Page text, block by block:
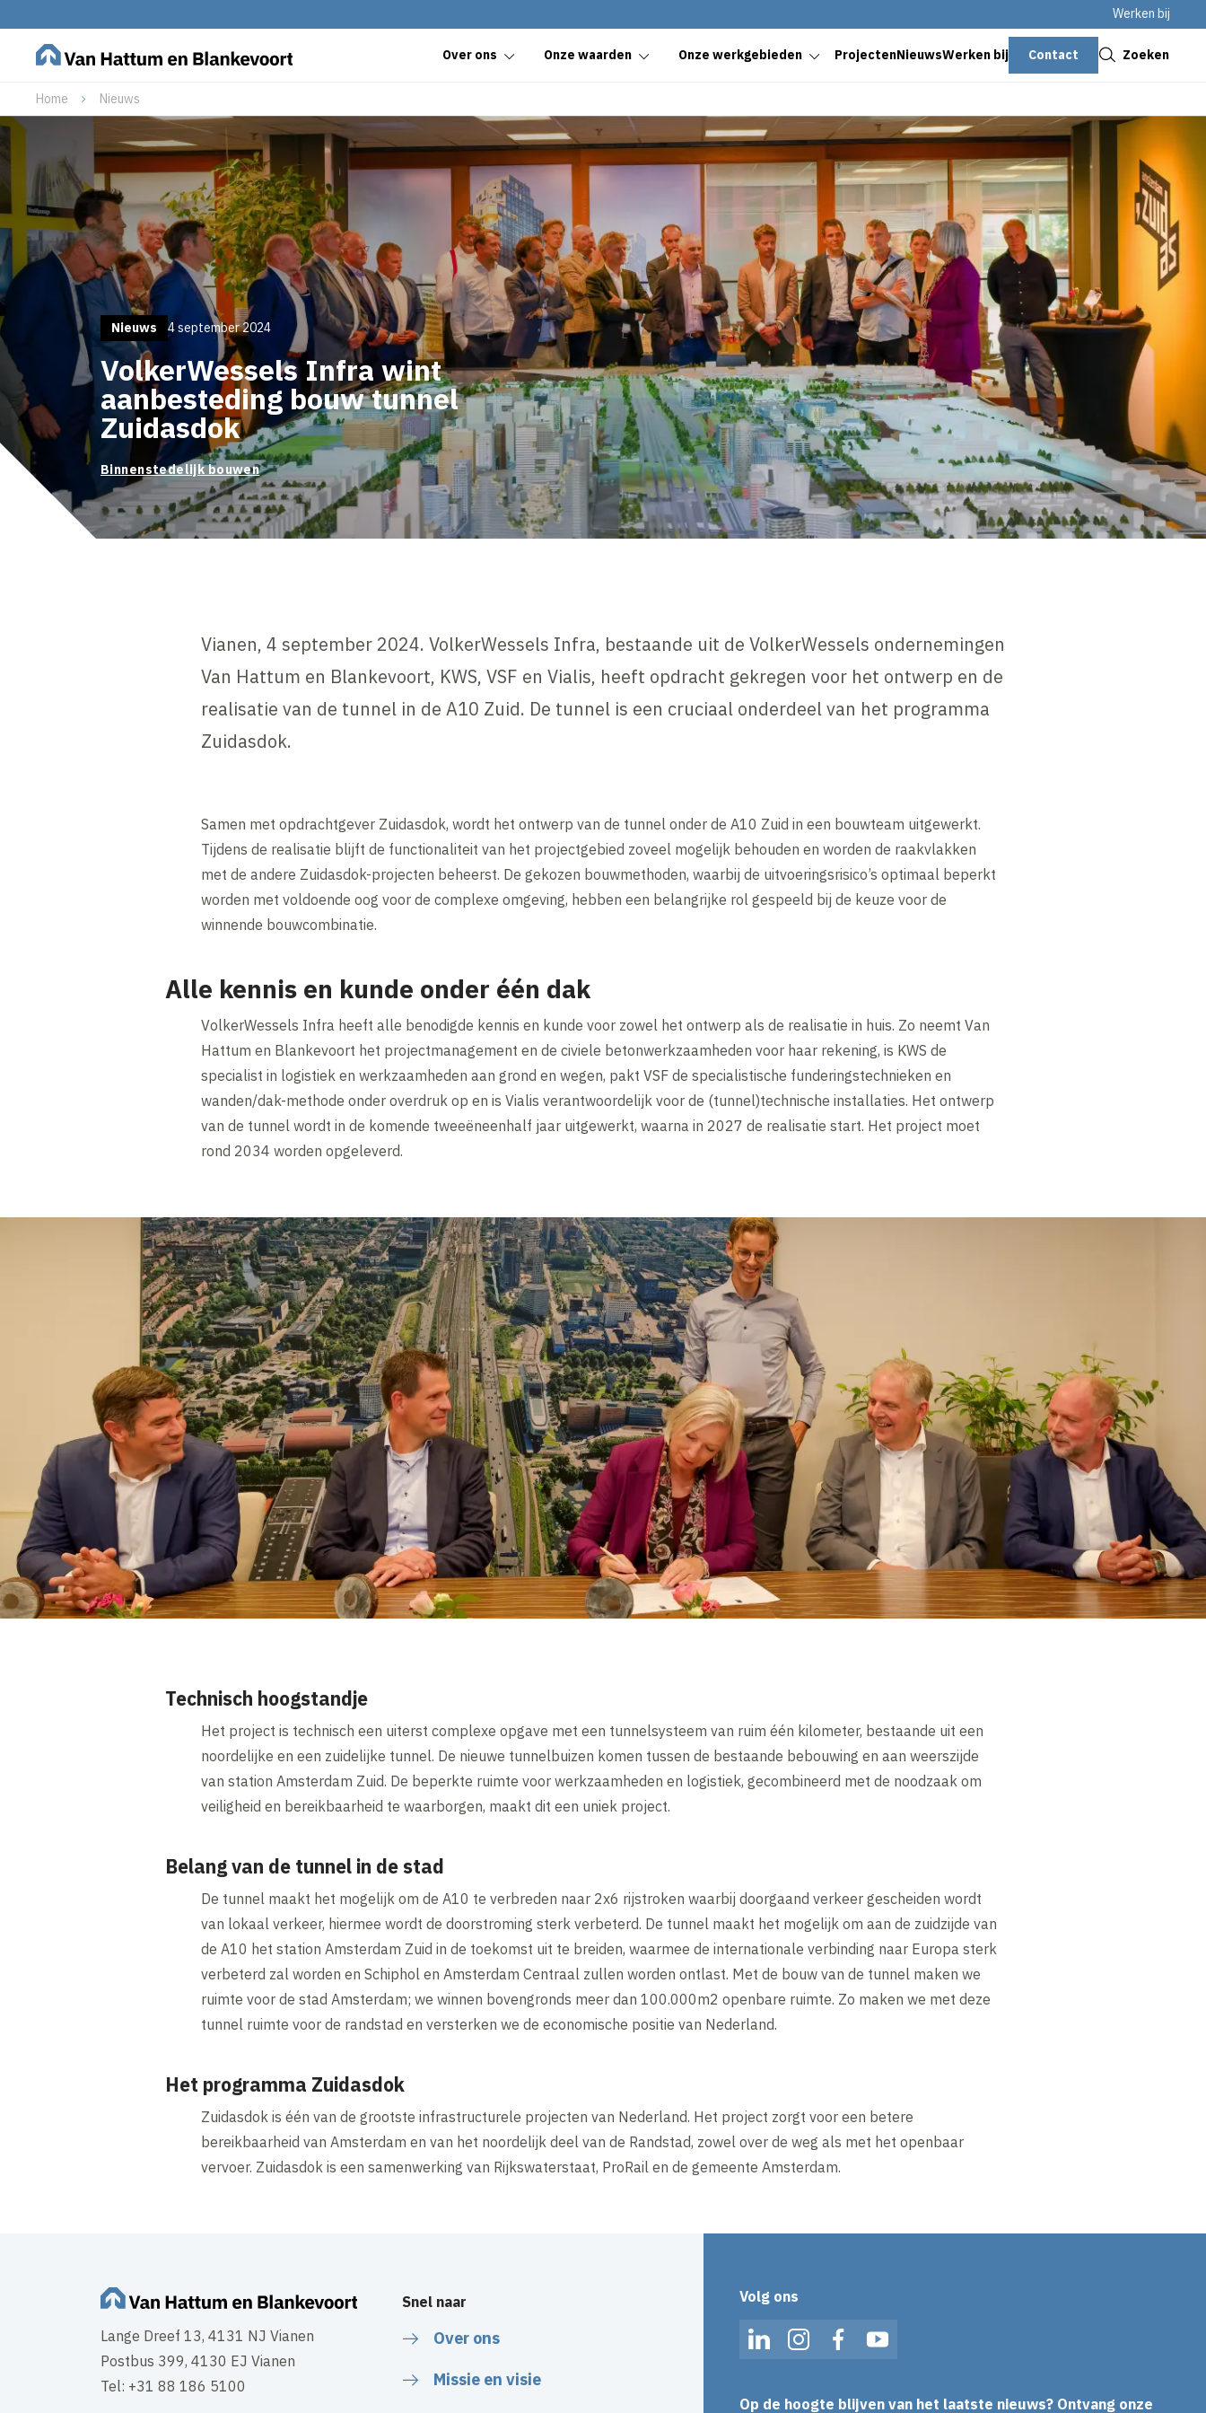
Werken bij
Over ons Onze waarden Onze werkgebieden ProjectenNieuwsWerken bij Contact Zoeken
Home Nieuws
Nieuws 4 september 2024
VolkerWessels Infra wint
aanbesteding bouw tunnel
Zuidasdok
Binnenstedelijk bouwen
Vianen, 4 september 2024. VolkerWessels Infra, bestaande uit de VolkerWessels ondernemingen
Van Hattum en Blankevoort, KWS, VSF en Vialis, heeft opdracht gekregen voor het ontwerp en de
realisatie van de tunnel in de A10 Zuid. De tunnel is een cruciaal onderdeel van het programma
Zuidasdok.
Samen met opdrachtgever Zuidasdok, wordt het ontwerp van de tunnel onder de A10 Zuid in een bouwteam uitgewerkt.
Tijdens de realisatie blijft de functionaliteit van het projectgebied zoveel mogelijk behouden en worden de raakvlakken
met de andere Zuidasdok-projecten beheerst. De gekozen bouwmethoden, waarbij de uitvoeringsrisico’s optimaal beperkt
worden met voldoende oog voor de complexe omgeving, hebben een belangrijke rol gespeeld bij de keuze voor de
winnende bouwcombinatie.
Alle kennis en kunde onder één dak
VolkerWessels Infra heeft alle benodigde kennis en kunde voor zowel het ontwerp als de realisatie in huis. Zo neemt Van
Hattum en Blankevoort het projectmanagement en de civiele betonwerkzaamheden voor haar rekening, is KWS de
specialist in logistiek en werkzaamheden aan grond en wegen, pakt VSF de specialistische funderingstechnieken en
wanden/dak-methode onder overdruk op en is Vialis verantwoordelijk voor de (tunnel)technische installaties. Het ontwerp
van de tunnel wordt in de komende tweeëneenhalf jaar uitgewerkt, waarna in 2027 de realisatie start. Het project moet
rond 2034 worden opgeleverd.
Technisch hoogstandje
Het project is technisch een uiterst complexe opgave met een tunnelsysteem van ruim één kilometer, bestaande uit een
noordelijke en een zuidelijke tunnel. De nieuwe tunnelbuizen komen tussen de bestaande bebouwing en aan weerszijde
van station Amsterdam Zuid. De beperkte ruimte voor werkzaamheden en logistiek, gecombineerd met de noodzaak om
veiligheid en bereikbaarheid te waarborgen, maakt dit een uniek project.
Belang van de tunnel in de stad
De tunnel maakt het mogelijk om de A10 te verbreden naar 2x6 rijstroken waarbij doorgaand verkeer gescheiden wordt
van lokaal verkeer, hiermee wordt de doorstroming sterk verbeterd. De tunnel maakt het mogelijk om aan de zuidzijde van
de A10 het station Amsterdam Zuid in de toekomst uit te breiden, waarmee de internationale verbinding naar Europa sterk
verbeterd zal worden en Schiphol en Amsterdam Centraal zullen worden ontlast. Met de bouw van de tunnel maken we
ruimte voor de stad Amsterdam; we winnen bovengronds meer dan 100.000m2 openbare ruimte. Zo maken we met deze
tunnel ruimte voor de randstad en versterken we de economische positie van Nederland.
Het programma Zuidasdok
Zuidasdok is één van de grootste infrastructurele projecten van Nederland. Het project zorgt voor een betere
bereikbaarheid van Amsterdam en van het noordelijk deel van de Randstad, zowel over de weg als met het openbaar
vervoer. Zuidasdok is een samenwerking van Rijkswaterstaat, ProRail en de gemeente Amsterdam.
Lange Dreef 13, 4131 NJ Vianen
Postbus 399, 4130 EJ Vianen
Tel: +31 88 186 5100
Snel naar
Over ons
Missie en visie
Volg ons
LinkedInInstagramFacebookYouTube
Op de hoogte blijven van het laatste nieuws? Ontvang onze
Sluiten